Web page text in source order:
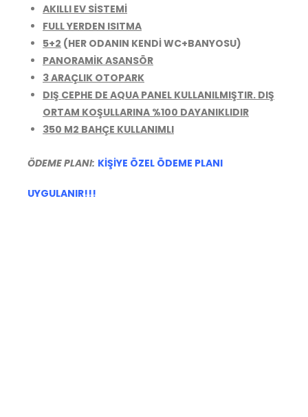
AKILLI EV SİSTEMİ
FULL YERDEN ISITMA
5+2 (HER ODANIN KENDİ WC+BANYOSU)
PANORAMİK ASANSÖR
3 ARAÇLIK OTOPARK
DIŞ CEPHE DE AQUA PANEL KULLANILMIŞTIR. DIŞ
ORTAM KOŞULLARINA %100 DAYANIKLIDIR
350 M2 BAHÇE KULLANIMLI
ÖDEME PLANI: KİŞİYE ÖZEL ÖDEME PLANI
UYGULANIR!!!